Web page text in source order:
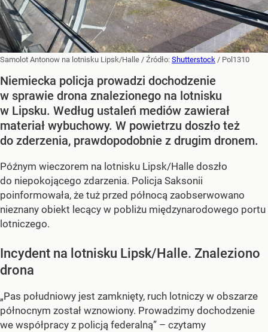
Samolot Antonow na lotnisku Lipsk/Halle / Źródło: Shutterstock / Pol1310
Niemiecka policja prowadzi dochodzenie
w sprawie drona znalezionego na lotnisku
w Lipsku. Według ustaleń mediów zawierał
materiał wybuchowy. W powietrzu doszło też
do zderzenia, prawdopodobnie z drugim dronem.
Późnym wieczorem na lotnisku Lipsk/Halle doszło
do niepokojącego zdarzenia. Policja Saksonii
poinformowała, że tuż przed północą zaobserwowano
nieznany obiekt lecący w pobliżu międzynarodowego portu
lotniczego.
Incydent na lotnisku Lipsk/Halle. Znaleziono
drona
„Pas południowy jest zamknięty, ruch lotniczy w obszarze
północnym został wznowiony. Prowadzimy dochodzenie
we współpracy z policją federalną” – czytamy